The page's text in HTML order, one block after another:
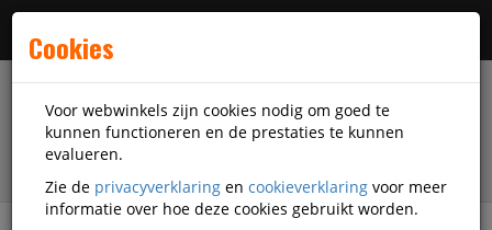
Cookies
Voor webwinkels zijn cookies nodig om goed te
kunnen functioneren en de prestaties te kunnen
evalueren.
Zie de privacyverklaring en cookieverklaring voor meer
informatie over hoe deze cookies gebruikt worden.